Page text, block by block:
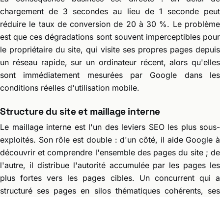
chargement de 3 secondes au lieu de 1 seconde peut
réduire le taux de conversion de 20 à 30 %. Le problème
est que ces dégradations sont souvent imperceptibles pour
le propriétaire du site, qui visite ses propres pages depuis
un réseau rapide, sur un ordinateur récent, alors qu'elles
sont immédiatement mesurées par Google dans les
conditions réelles d'utilisation mobile.
Structure du site et maillage interne
Le maillage interne est l'un des leviers SEO les plus sous-
exploités. Son rôle est double : d'un côté, il aide Google à
découvrir et comprendre l'ensemble des pages du site ; de
l'autre, il distribue l'autorité accumulée par les pages les
plus fortes vers les pages cibles. Un concurrent qui a
structuré ses pages en silos thématiques cohérents, ses